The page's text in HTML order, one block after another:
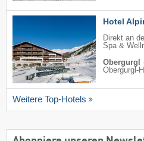
Hotel
Direkt an
Spa &
Obergurgl
·
Obergurgl-
Weitere Top-Hotels